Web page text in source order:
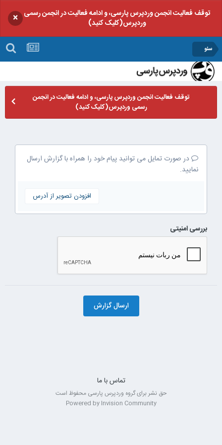
توقف فعالیت انجمن وردپرس پارسی، و ادامه فعالیت در انجمن رسمی
وردپرس(کلیک کنید)
×
سئو
توقف فعالیت انجمن وردپرس پارسی، و ادامه فعالیت در انجمن
رسمی وردپرس(کلیک کنید)
در صورت تمایل می توانید پیام خود را همراه با گزارش ارسال
نمایید.
افزودن تصویر از آدرس
بررسی امنیتی
ارسال گزارش
تماس با ما
حق نشر برای گروه وردپرس پارسی محفوظ است
Powered by Invision Community